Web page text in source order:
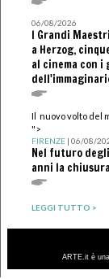
06/08/2026
I Grandi
a Herzog,
al cinema con i
Il nuovo volto del
">
FIRENZE| 06/08/
Nel futuro
anni la
LEGGI TUTTO >
ARTE.it è